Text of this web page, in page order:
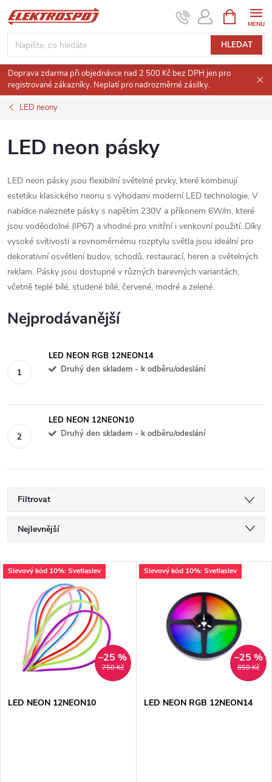
Přejít
na
obsah
HLEDAT
NÁKUPNÍ
KOŠÍK
Doprava zdarma při objednávce nad 2 500 Kč bez DPH jen pro
registrované zákazníky. Neplatí pro nadrozměrné zásilky.
LED neony
LED neon pásky
LED neon pásky jsou flexibilní světelné prvky, které kombinují
estetiku klasického neonu s výhodami moderní LED technologie. V
nabídce naleznete pásky s napětím 230V a příkonem 6W/m, které
jsou voděodolné (IP67) a vhodné pro vnitřní i venkovní použití. Díky
vysoké svítivosti a rovnoměrnému rozptylu světla jsou ideální pro
dekorativní osvětlení budov, schodů, restaurací, heren a světelných
reklam. Pásky jsou dostupné v různých barevných variantách,
včetně teplé bílé, studené bílé, červené, modré a zelené.
Nejprodávanější
LED NEON RGB 12NEON14
Druhý den skladem - k odběru/odeslání
LED NEON 12NEON10
Druhý den skladem - k odběru/odeslání
Filtrovat
Ř
a
p
Nejlevnější
Nejprodávanější
Abecedně
V
s
Slevový kód 10%: Svetlaslev
750 Kč
–25 %
LED NEON 12NEON10
Slevový kód 10%: Svetlaslev
850 Kč
–25 %
LED NEON RGB 12NEON14